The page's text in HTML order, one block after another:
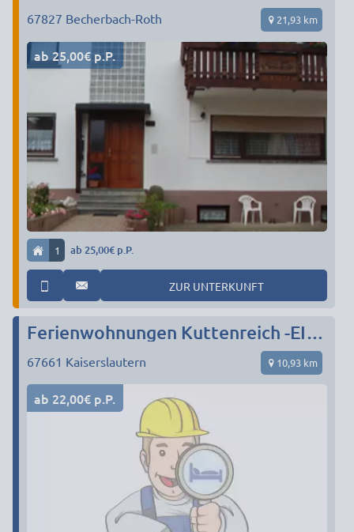
67827 Becherbach-Roth 21,93 km
ab 25,00€ p.P.
1 ab 25,00€ p.P.
ZUR UNTERKUNFT
Ferienwohnungen Kuttenreich -EINZELBETTEN!
67661 Kaiserslautern 10,93 km
ab 22,00€ p.P.